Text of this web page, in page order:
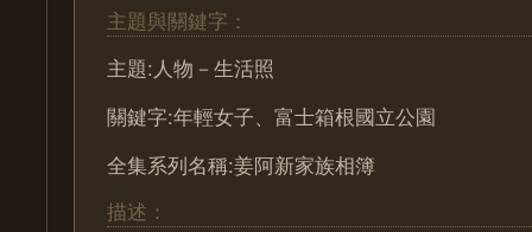
主題與關鍵字：
主題:人物－生活照
關鍵字:年輕女子、富士箱根國立公園
全集系列名稱:姜阿新家族相簿
描述：